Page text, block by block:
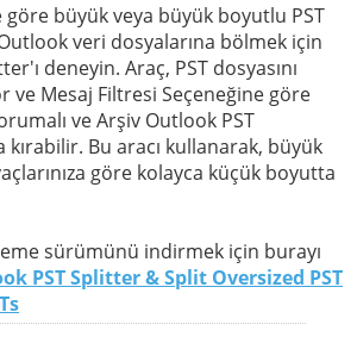
büyük veya büyük boyutlu PST
veri dosyalarına bölmek için
deneyin. Araç, PST dosyasını
ve Mesaj Filtresi Seçeneğine göre
ve Arşiv Outlook PST
kırabilir. Bu aracı kullanarak, büyük
göre kolayca küçük boyutta
sürümünü indirmek için burayı
PST Splitter & Split Oversized PST